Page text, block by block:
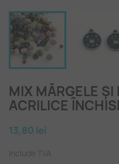
MIX MĂRGELE ȘI
ACRILICE
13,80 lei
Include TVA